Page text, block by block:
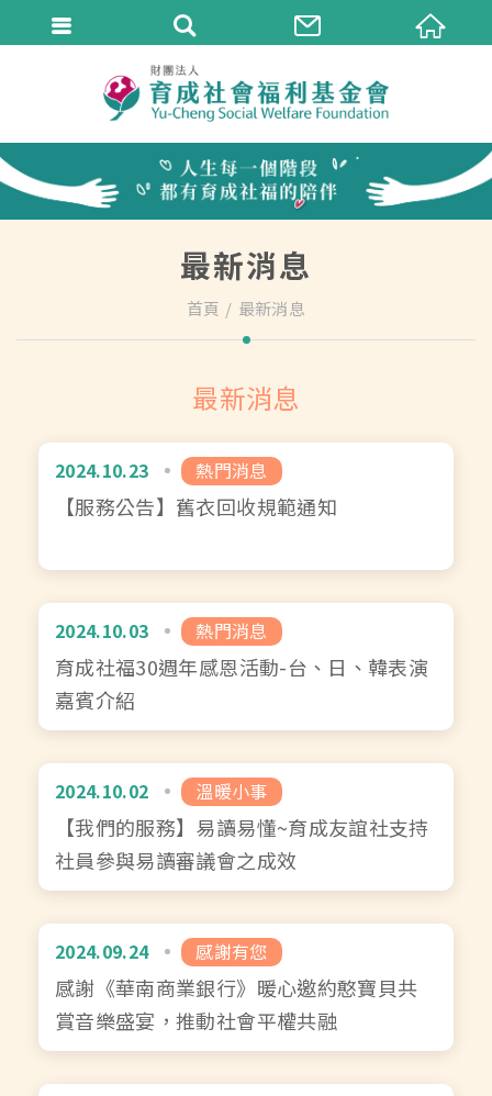
最新消息
首頁 最新消息
最新消息
2024.10.23 熱門消息
【服務公告】舊衣回收規範通知
2024.10.03 熱門消息
育成社福30週年感恩活動-台、日、韓表演
嘉賓介紹
2024.10.02 溫暖小事
【我們的服務】易讀易懂~育成友誼社支持
社員參與易讀審議會之成效
2024.09.24 感謝有您
感謝《華南商業銀行》暖心邀約憨寶貝共
賞音樂盛宴，推動社會平權共融